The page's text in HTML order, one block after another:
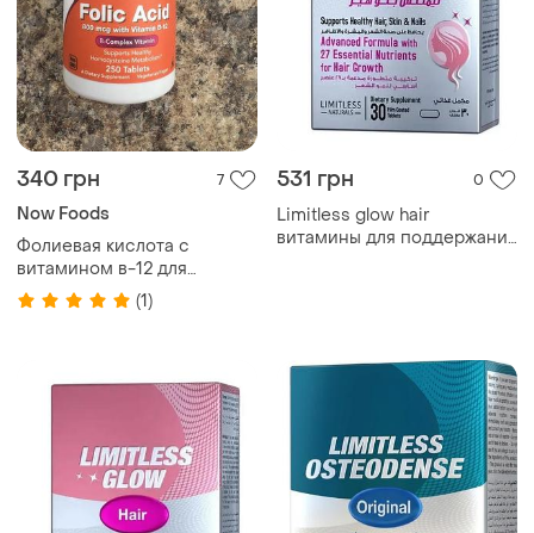
340 грн 7
Now Foods
Фолиевая кислота с
витамином в-12 для
здоровья сердца и сосудов
(1)
531 грн 0
Limitless glow hair
витамины для поддержания